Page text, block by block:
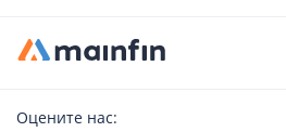
Оцените нас: